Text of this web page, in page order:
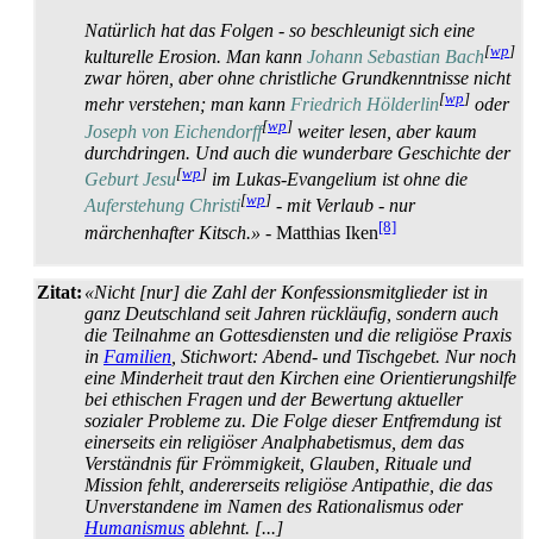
Natürlich hat das Folgen - so beschleunigt sich eine
kulturelle Erosion. Man kann Johann Sebastian Bach[wp]
zwar hören, aber ohne christliche Grund­kenntnisse nicht
mehr verstehen; man kann Friedrich Hölderlin[wp] oder
Joseph von Eichendorff[wp] weiter lesen, aber kaum
durchdringen. Und auch die wunderbare Geschichte der
Geburt Jesu[wp] im Lukas-Evangelium ist ohne die
Auferstehung Christi[wp] - mit Verlaub - nur
märchenhafter Kitsch.» - Matthias Iken[8]
Zitat: «Nicht [nur] die Zahl der Konfessionsmitglieder ist in
ganz Deutschland seit Jahren rückläufig, sondern auch
die Teilnahme an Gottes­diensten und die religiöse Praxis
in Familien , Stichwort: Abend- und Tischgebet. Nur noch
eine Minderheit traut den Kirchen eine Orientierungs­hilfe
bei ethischen Fragen und der Bewertung aktueller
sozialer Probleme zu. Die Folge dieser Entfremdung ist
einerseits ein religiöser Analphabetismus, dem das
Verständnis für Frömmigkeit, Glauben, Rituale und
Mission fehlt, andererseits religiöse Antipathie, die das
Unverstandene im Namen des Rationalismus oder
Humanismus ablehnt. [...]